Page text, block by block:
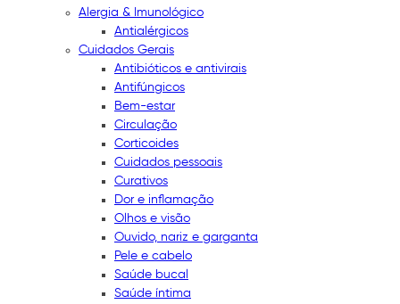
Alergia & Imunológico
Antialérgicos
Cuidados Gerais
Antibióticos e antivirais
Antifúngicos
Bem-estar
Circulação
Corticoides
Cuidados pessoais
Curativos
Dor e inflamação
Olhos e visão
Ouvido, nariz e garganta
Pele e cabelo
Saúde bucal
Saúde íntima